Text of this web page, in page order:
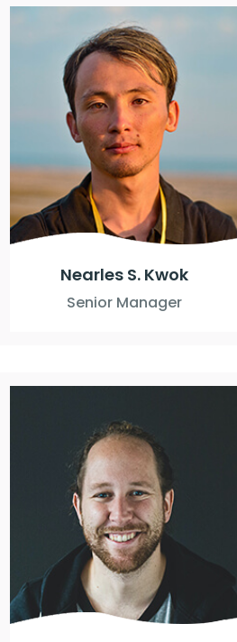
Nearles S. Kwok
Senior Manager